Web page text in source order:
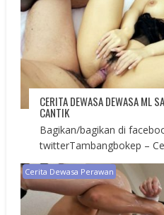
CERITA DEWASA DEWASA ML
CANTIK
Bagikan/bagikan di
twitterTambangbokep –
Cerita Dewasa Perawan